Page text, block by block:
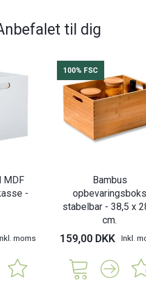
til dig
MDF
-
moms
100% FSC
Bambus
opbevaringsboks
stabelbar - 38,5 x
cm.
159,00 DKK Inkl.